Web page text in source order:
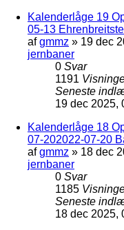
Kalenderlåge 19
05-13
afgmmz » 19 dec
jernbaner
0 Svar
1191
Seneste
19 dec 2025,
Kalenderlåge 18
07-202022-07-20
afgmmz » 18 dec
jernbaner
0 Svar
1185
Seneste
18 dec 2025,